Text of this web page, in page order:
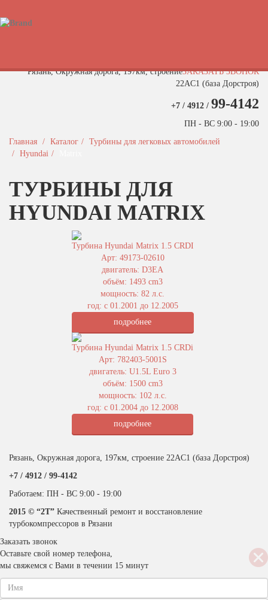
ЗАКАЗАТЬ ЗВОНОК
Рязань, Окружная дорога, 197км, строение
22АC1 (база Дорстроя)
+7 / 4912 / 99-4142
ПН - ВС 9:00 - 19:00
Главная
Каталог
Турбины для легковых автомобилей
Hyundai
ТУРБИНЫ ДЛЯ
HYUNDAI MATRIX
Турбина Hyundai Matrix 1.5 CRDI
Арт: 49173-02610
двигатель: D3EA
объём: 1493 cm3
мощность: 82 л.с.
год: с 01.2001 до 12.2005
подробнее
Турбина Hyundai Matrix 1.5 CRDi
Арт: 782403-5001S
двигатель: U1.5L Euro 3
объём: 1500 cm3
мощность: 102 л.с.
год: с 01.2004 до 12.2008
подробнее
Рязань, Окружная дорога, 197км, строение 22АC1 (база Дорстроя)
+7 / 4912 / 99-4142
Работаем: ПН - ВС 9:00 - 19:00
2015 © “2T” Качественный ремонт и восстановление
турбокомпрессоров в Рязани
Заказать звонок
Оставьте свой номер телефона,
мы свяжемся с Вами в течении 15 минут